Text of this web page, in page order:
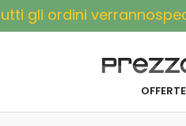
gli ordini